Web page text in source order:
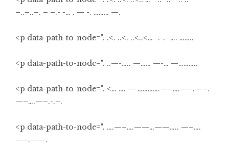
–..–..–. – –.- -… . — -. ……… —.
<p data-path-to-node=". .<. ..<. ..<..<… -.-.–…. ……..
<p data-path-to-node=". ..—-….. —…… —-… —………..
<p data-path-to-node=". <… …. — ………….—–….—–.—–.
—–….—–.-.–.
<p data-path-to-node=". ….—–….——…——….. —–….
—–.——.